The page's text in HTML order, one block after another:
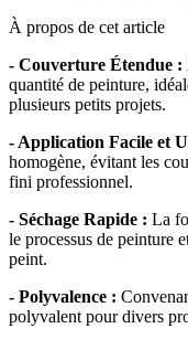
À propos de cet article
- Couverture Étendue :
quantité de peinture,
plusieurs petits projets.
- Application Facile et
homogène, évitant les
fini professionnel.
- Séchage Rapide : La
le processus de peinture
peint.
- Polyvalence :
polyvalent pour divers